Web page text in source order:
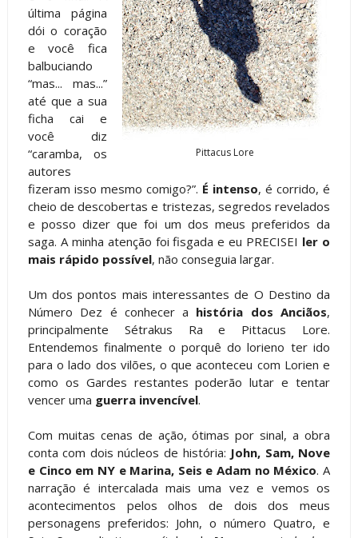
Pittacus Lore
última página
dói o coração
e você fica
balbuciando
“mas... mas...”
até que a sua
ficha cai e
você diz
“caramba, os
autores
fizeram isso mesmo comigo?”. É intenso, é corrido, é
cheio de descobertas e tristezas, segredos revelados
e posso dizer que foi um dos meus preferidos da
saga. A minha atenção foi fisgada e eu PRECISEI ler o
mais rápido possível, não conseguia largar.
Um dos pontos mais interessantes de O Destino da
Número Dez é conhecer a história dos Anciãos,
principalmente Sétrakus Ra e Pittacus Lore.
Entendemos finalmente o porquê do lorieno ter ido
para o lado dos vilões, o que aconteceu com Lorien e
como os Gardes restantes poderão lutar e tentar
vencer uma guerra invencível.
Com muitas cenas de ação, ótimas por sinal, a obra
conta com dois núcleos de história: John, Sam, Nove
e Cinco em NY e Marina, Seis e Adam no México. A
narração é intercalada mais uma vez e vemos os
acontecimentos pelos olhos de dois dos meus
personagens preferidos: John, o número Quatro, e